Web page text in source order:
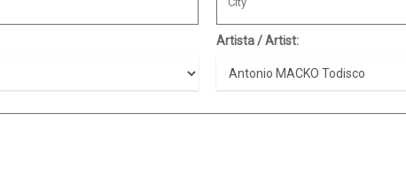
Artista / Artist: